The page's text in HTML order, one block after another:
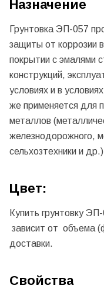
Назначение
Грунтовка ЭП-057
защиты от коррозии
покрытии с эмалями
конструкций,
условиях и в
же применяется для
металлов
железнодорожного,
сельхозтехники и
Цвет:
Купить грунтовку
зависит от объема
доставки.
Свойства